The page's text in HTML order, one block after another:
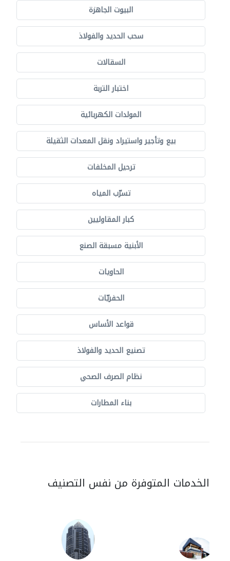
البيوت الجاهزة
سحب الحديد والفولاذ
السقالات
اختبار التربة
المولدات الكهربائية
بيع وتأجير واستيراد ونقل المعدات الثقيلة
ترحيل المخلفات
تسرّب المياه
كبار المقاوليين
الأبنية مسبقة الصنع
الحاويات
الحفريّات
قواعد الأساس
تصنيع الحديد والفولاذ
نظام الصرف الصحي
بناء المطارات
الخدمات المتوفرة من نفس التصنيف